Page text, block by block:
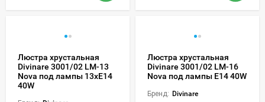
Люстра хрустальная
Divinare 3001/02 LM-13
Nova под лампы 13xE14
40W
Люстра хрустальная
Divinare 3001/02 LM-16
Nova под лампы E14 40W
Бренд: Divinare